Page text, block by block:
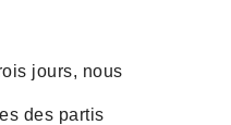
jours, nous
des partis